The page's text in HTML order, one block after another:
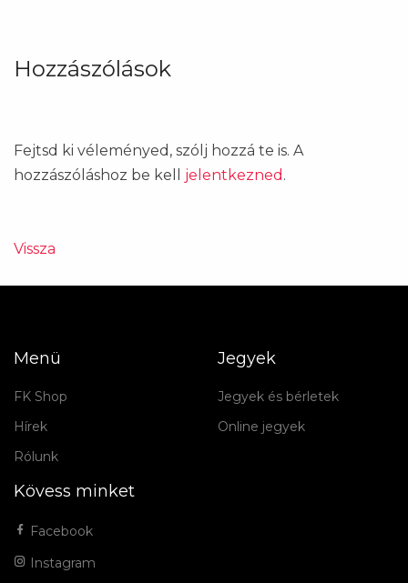
Hozzászólások
Fejtsd ki véleményed, szólj hozzá te is. A
hozzászóláshoz be kell jelentkezned .
Vissza
Menü
FK Shop
Hírek
Rólunk
Jegyek
Jegyek és bérletek
Online jegyek
Kövess minket
Facebook
Instagram